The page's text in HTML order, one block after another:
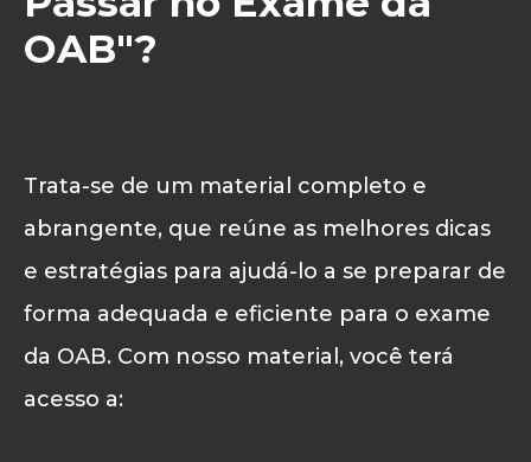
OAB"?
Trata-se de um material completo e
abrangente, que reúne as melhores dicas
e estratégias para ajudá-lo a se preparar de
forma adequada e eficiente para o exame
da OAB. Com nosso material, você terá
acesso a: